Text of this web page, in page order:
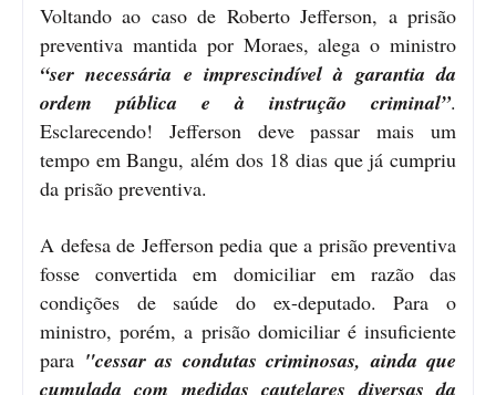
Voltando ao caso de Roberto Jefferson, a prisão
preventiva mantida por Moraes, alega o ministro
“ser necessária e imprescindível à garantia da
ordem pública e à instrução criminal”.
Esclarecendo! Jefferson deve passar mais um
tempo em Bangu, além dos 18 dias que já cumpriu
da prisão preventiva.
A defesa de Jefferson pedia que a prisão preventiva
fosse convertida em domiciliar em razão das
condições de saúde do ex-deputado. Para o
ministro, porém, a prisão domiciliar é insuficiente
para "cessar as condutas criminosas, ainda que
cumulada com medidas cautelares diversas da